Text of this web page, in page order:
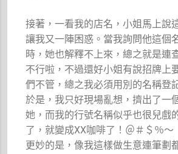
接著，一看我的店名，小姐馬上說
讓我又一陣困惑。當我詢問他這個
時，她也解釋不上來，總之就是連
不行啦，不過還好小姐有說招牌上
們不管，總之我必須用別的名稱登
於是，我只好現場亂想，擠出了一
她，而我的行號名稱似乎也很兒戲
了，就變成XX咖啡了！＠＃＄％～
更妙的是，像我這樣做生意連筆劃